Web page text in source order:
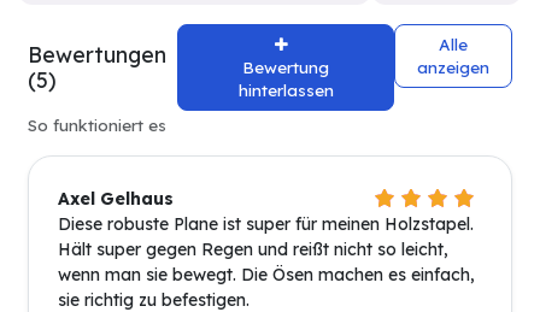
Bewertungen
(5)
Bewertung
hinterlassen
Alle
anzeigen
So funktioniert es
Axel Gelhaus
Diese robuste Plane ist super für meinen Holzstapel.
Hält super gegen Regen und reißt nicht so leicht,
wenn man sie bewegt. Die Ösen machen es einfach,
sie richtig zu befestigen.